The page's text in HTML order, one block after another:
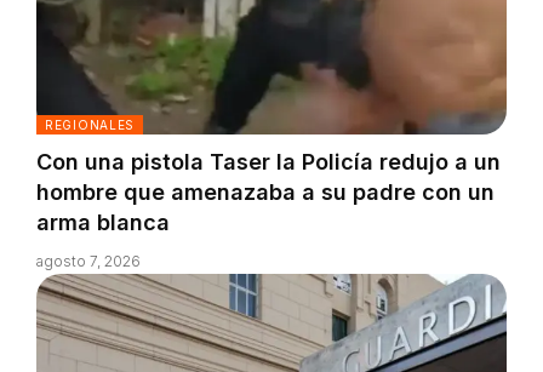
REGIONALES
Con una pistola Taser la Policía redujo a un
hombre que amenazaba a su padre con un
arma blanca
agosto 7, 2026